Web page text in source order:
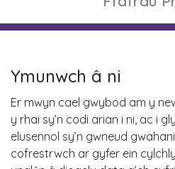
Ymunwch â ni
Er mwyn cael gwybod am y
y rhai sy’n codi arian i ni, ac i
elusennol sy’n gwneud
cofrestrwch ar gyfer ein